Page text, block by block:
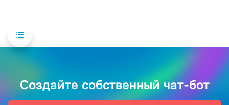
Создайте собственный чат-бот